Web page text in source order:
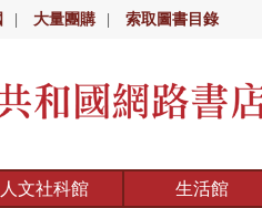
大量團購 索取圖書目錄
人文社科館 生活館